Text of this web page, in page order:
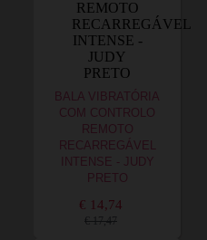
BALA VIBRATÓRIA
COM CONTROLO
REMOTO
RECARREGÁVEL
INTENSE - JUDY
PRETO
€ 14,74
€ 17,47